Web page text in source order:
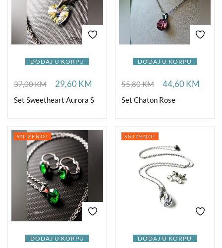
DODAJ U KORPU
37,00KM 29,60KM
Set Sweetheart Aurora S
DODAJ U KORPU
55,80KM 44,60KM
Set Chaton Rose
DODAJ U KORPU
SNIŽENO!
DODAJ U KORPU
SNIŽENO!
CREATE AN ACCOUNT